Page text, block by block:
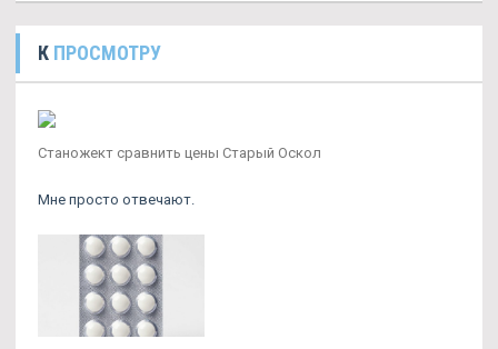
К ПРОСМОТРУ
Станожект сравнить цены Старый Оскол
Мне просто отвечают.